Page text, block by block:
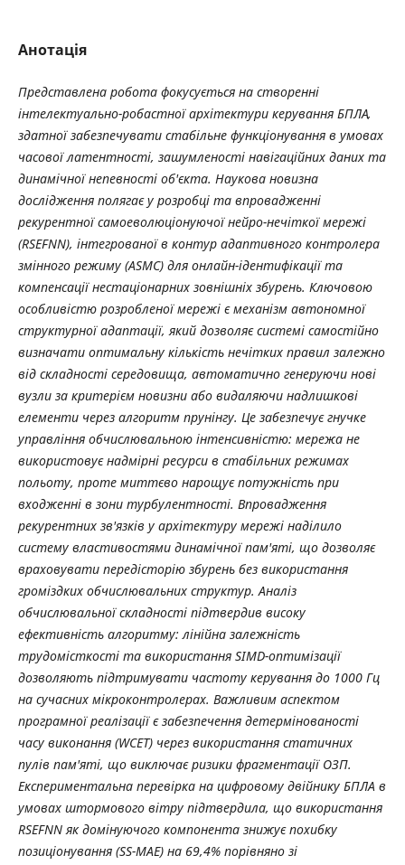
Анотація
Представлена робота фокусується на створенні
інтелектуально-робастної архітектури керування БПЛА,
здатної забезпечувати стабільне функціонування в умовах
часової латентності, зашумленості навігаційних даних та
динамічної непевності об'єкта. Наукова новизна
дослідження полягає у розробці та впровадженні
рекурентної самоеволюціонуючої нейро-нечіткої мережі
(RSEFNN), інтегрованої в контур адаптивного контролера
змінного режиму (ASMC) для онлайн-ідентифікації та
компенсації нестаціонарних зовнішніх збурень. Ключовою
особливістю розробленої мережі є механізм автономної
структурної адаптації, який дозволяє системі самостійно
визначати оптимальну кількість нечітких правил залежно
від складності середовища, автоматично генеруючи нові
вузли за критерієм новизни або видаляючи надлишкові
елементи через алгоритм прунінгу. Це забезпечує гнучке
управління обчислювальною інтенсивністю: мережа не
використовує надмірні ресурси в стабільних режимах
польоту, проте миттєво нарощує потужність при
входженні в зони турбулентності. Впровадження
рекурентних зв'язків у архітектуру мережі наділило
систему властивостями динамічної пам'яті, що дозволяє
враховувати передісторію збурень без використання
громіздких обчислювальних структур. Аналіз
обчислювальної складності підтвердив високу
ефективність алгоритму: лінійна залежність
трудомісткості та використання SIMD-оптимізації
дозволяють підтримувати частоту керування до 1000 Гц
на сучасних мікроконтролерах. Важливим аспектом
програмної реалізації є забезпечення детермінованості
часу виконання (WCET) через використання статичних
пулів пам'яті, що виключає ризики фрагментації ОЗП.
Експериментальна перевірка на цифровому двійнику БПЛА в
умовах штормового вітру підтвердила, що використання
RSEFNN як домінуючого компонента знижує похибку
позиціонування (SS-MAE) на 69,4% порівняно зі